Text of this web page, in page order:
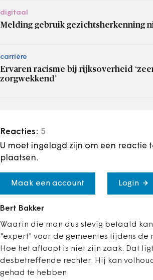
digitaal
Melding gebruik gezichtsherkenning
carrière
Ervaren racisme bij rijksoverheid
zorgwekkend’
Reacties: 5
U moet ingelogd zijn om een reactie
plaatsen.
Maak een account Login
Bert Bakker
Waarin die man dus stevig betaald
"expert" voor de gemeentes tijdens de
Hoe het afloopt is niet zijn zaak. Dat
desbetreffende rechter. Hij kan
gehad te hebben.